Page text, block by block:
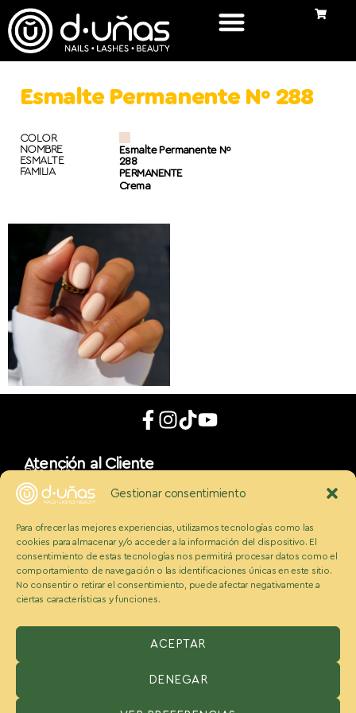
Gestionar consentimiento
Para ofrecer las mejores experiencias, utilizamos tecnologías como las
cookies para almacenar y/o acceder a la información del dispositivo. El
consentimiento de estas tecnologías nos permitirá procesar datos como el
comportamiento de navegación o las identificaciones únicas en este sitio.
No consentir o retirar el consentimiento, puede afectar negativamente a
ciertas características y funciones.
ACEPTAR
DENEGAR
Esmalte Permanente Nº 288
COLOR
NOMBRE
ESMALTE
FAMILIA
Esmalte Permanente Nº
288
PERMANENTE
Crema
Atención al Cliente
Cita online
App móvil
d_uñaslovers
Bonos d-uñas
Contacto
Conócenos
Somos Ecobeauty
Conocenos
Medios
Blog